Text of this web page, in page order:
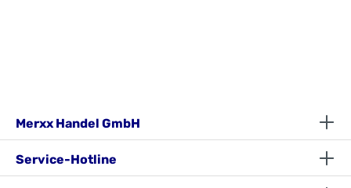
Merxx Handel GmbH
Service-Hotline